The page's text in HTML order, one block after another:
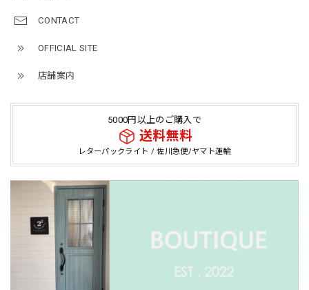
CONTACT
OFFICIAL SITE
店舗案内
5000円以上のご購入で
送料無料
レターパックライト / 佐川急便/ヤマト運輸